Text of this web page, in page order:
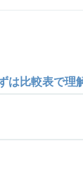
比較表で理